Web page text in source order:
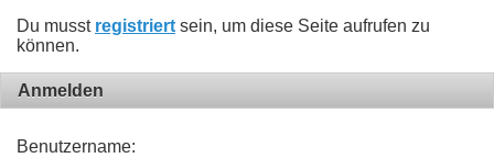
Du musst registriert sein, um diese Seite aufrufen zu
können.
Anmelden
Benutzername: